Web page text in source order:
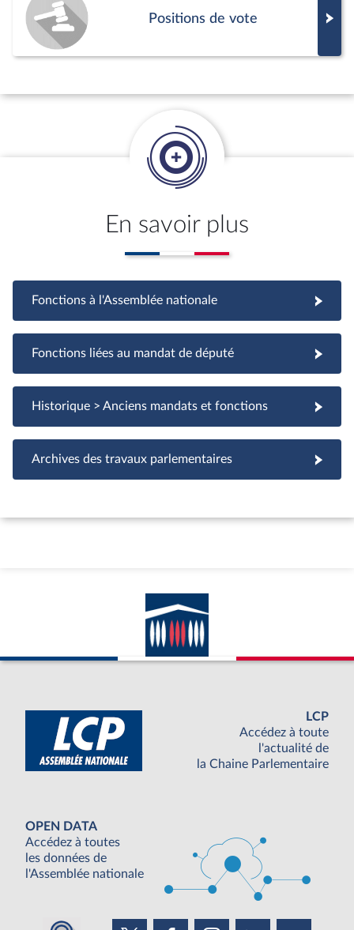
Positions de vote
En savoir plus
Fonctions à l'Assemblée nationale
Fonctions à l'Assemblée nationale
Fonctions liées au mandat de député
Fonctions liées au mandat de député
Historique > Anciens mandats et fonctions
Archives des travaux parlementaires
LCP
Accédez à toute
l'actualité de
la Chaine Parlementaire
OPEN DATA
Accédez à toutes
les données de
l'Assemblée nationale